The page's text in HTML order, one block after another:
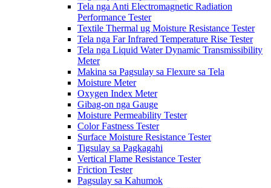
Tela nga Anti Electromagnetic Radiation
Performance Tester
Textile Thermal ug Moisture Resistance Tester
Tela nga Far Infrared Temperature Rise Tester
Tela nga Liquid Water Dynamic Transmissibility
Meter
Makina sa Pagsulay sa Flexure sa Tela
Moisture Meter
Oxygen Index Meter
Gibag-on nga Gauge
Moisture Permeability Tester
Color Fastness Tester
Surface Moisture Resistance Tester
Tigsulay sa Pagkagahi
Vertical Flame Resistance Tester
Friction Tester
Pagsulay sa Kahumok